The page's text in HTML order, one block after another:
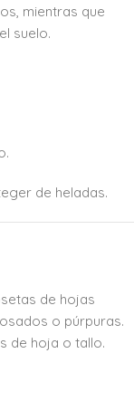
mientras que
suelo.
de heladas.
de hojas
o púrpuras.
de hoja o tallo.